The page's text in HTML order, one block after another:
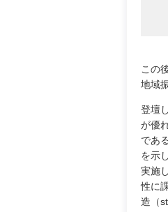
この
地域
登壇
が優
であ
を示
実施
性に
造（